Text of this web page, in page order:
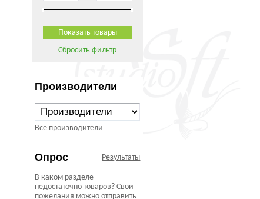
Сбросить фильтр
Производители
Все производители
Опрос Результаты
В каком разделе
недостаточно товаров? Свои
пожелания можно отправить